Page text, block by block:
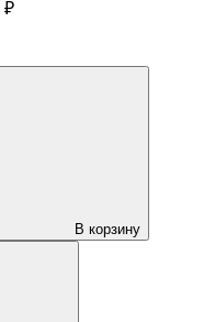
₽
В корзину